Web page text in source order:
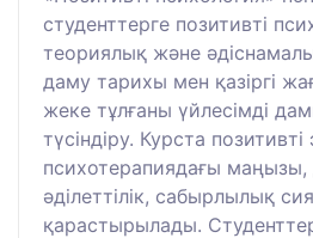
студенттерге позитивті
теориялық және
даму тарихы мен қазіргі
жеке тұлғаны үйлесімді
түсіндіру. Курста
психотерапиядағы маңызы,
әділеттілік, сабырлылық
қарастырылады.